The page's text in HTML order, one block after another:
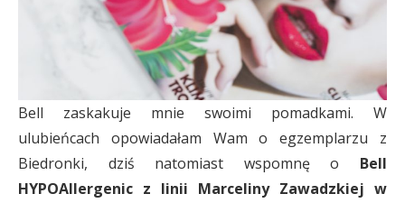
Bell zaskakuje mnie swoimi pomadkami. W
ulubieńcach opowiadałam Wam o egzemplarzu z
Biedronki, dziś natomiast wspomnę o Bell
HYPOAllergenic z linii Marceliny Zawadzkiej w